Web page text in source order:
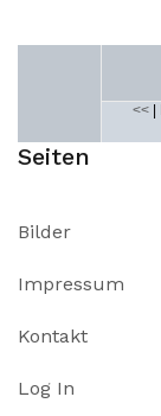
<<
Seiten
Bilder
Impressum
Kontakt
Log In